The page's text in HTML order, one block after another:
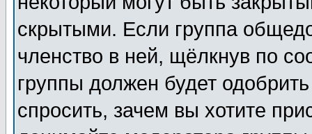
скрытыми. Если группа
членство в ней, щёлкнув по
группы должен будет
спросить, зачем вы хотите